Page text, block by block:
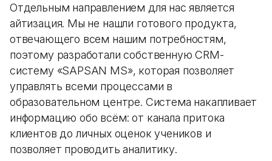
Отдельным направлением для нас является
айтизация. Мы не нашли готового продукта,
отвечающего всем нашим потребностям,
поэтому разработали собственную CRM-
систему «SAPSAN MS», которая позволяет
управлять всеми процессами в
образовательном центре. Система накапливает
информацию обо всём: от канала притока
клиентов до личных оценок учеников и
позволяет проводить аналитику.